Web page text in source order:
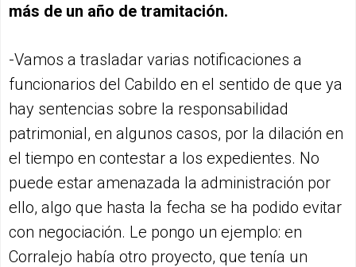
más de un año de tramitación.
-Vamos a trasladar varias notificaciones a
funcionarios del Cabildo en el sentido de que ya
hay sentencias sobre la responsabilidad
patrimonial, en algunos casos, por la dilación en
el tiempo en contestar a los expedientes. No
puede estar amenazada la administración por
ello, algo que hasta la fecha se ha podido evitar
con negociación. Le pongo un ejemplo: en
Corralejo había otro proyecto, que tenía un